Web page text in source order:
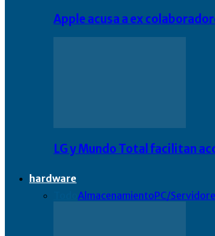
Apple acusa a ex
LG y Mundo Total facilitan
hardware
AlmacenamientoPC/